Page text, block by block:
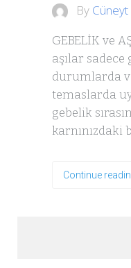
By
GEBELİK ve
aşılar
durumlarda
temaslarda
gebelik
karnınızdaki
Continue